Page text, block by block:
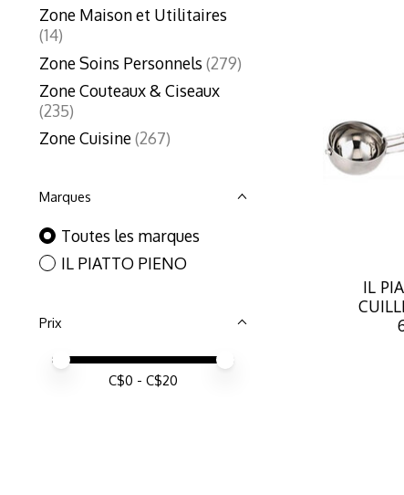
Zone Maison et Utilitaires
(14)
Zone Soins Personnels (279)
Zone Couteaux & Ciseaux
(235)
Zone Cuisine(267)
Marques
Toutes les marques
IL PIATTO PIENO
Prix
Prix minimum
Price maximum value
C$0 - C$20
IL